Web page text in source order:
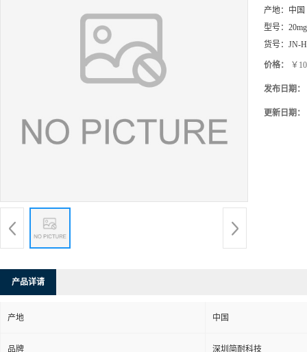
产地： 中国
型号： 20mg
货号： JN-
价格： ￥
发布日期：
更新日期：
产品详请
产地 中国
品牌 深圳简耐科技